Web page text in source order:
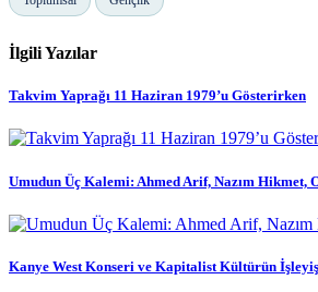
İlgili Yazılar
Takvim Yaprağı 11 Haziran 1979’u Gösterirken
Umudun Üç Kalemi: Ahmed Arif, Nazım Hikmet,
Kanye West Konseri ve Kapitalist Kültürün